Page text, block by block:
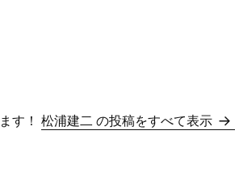
す！松浦建二 の投稿をすべて表示